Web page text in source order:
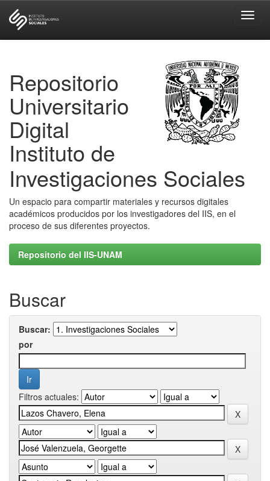
Repositorio
Universitario
Digital
Instituto de
Investigaciones Sociales
Un espacio para compartir materiales y recursos digitales
académicos producidos por los investigadores del IIS, en el
proceso de sus diferentes proyectos.
Repositorio del IIS-UNAM
Buscar
Buscar:
por
Filtros actuales: